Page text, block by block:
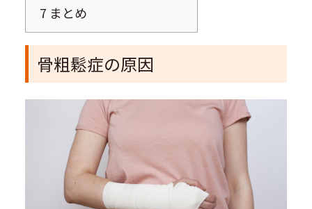
7 まとめ
骨粗鬆症の原因